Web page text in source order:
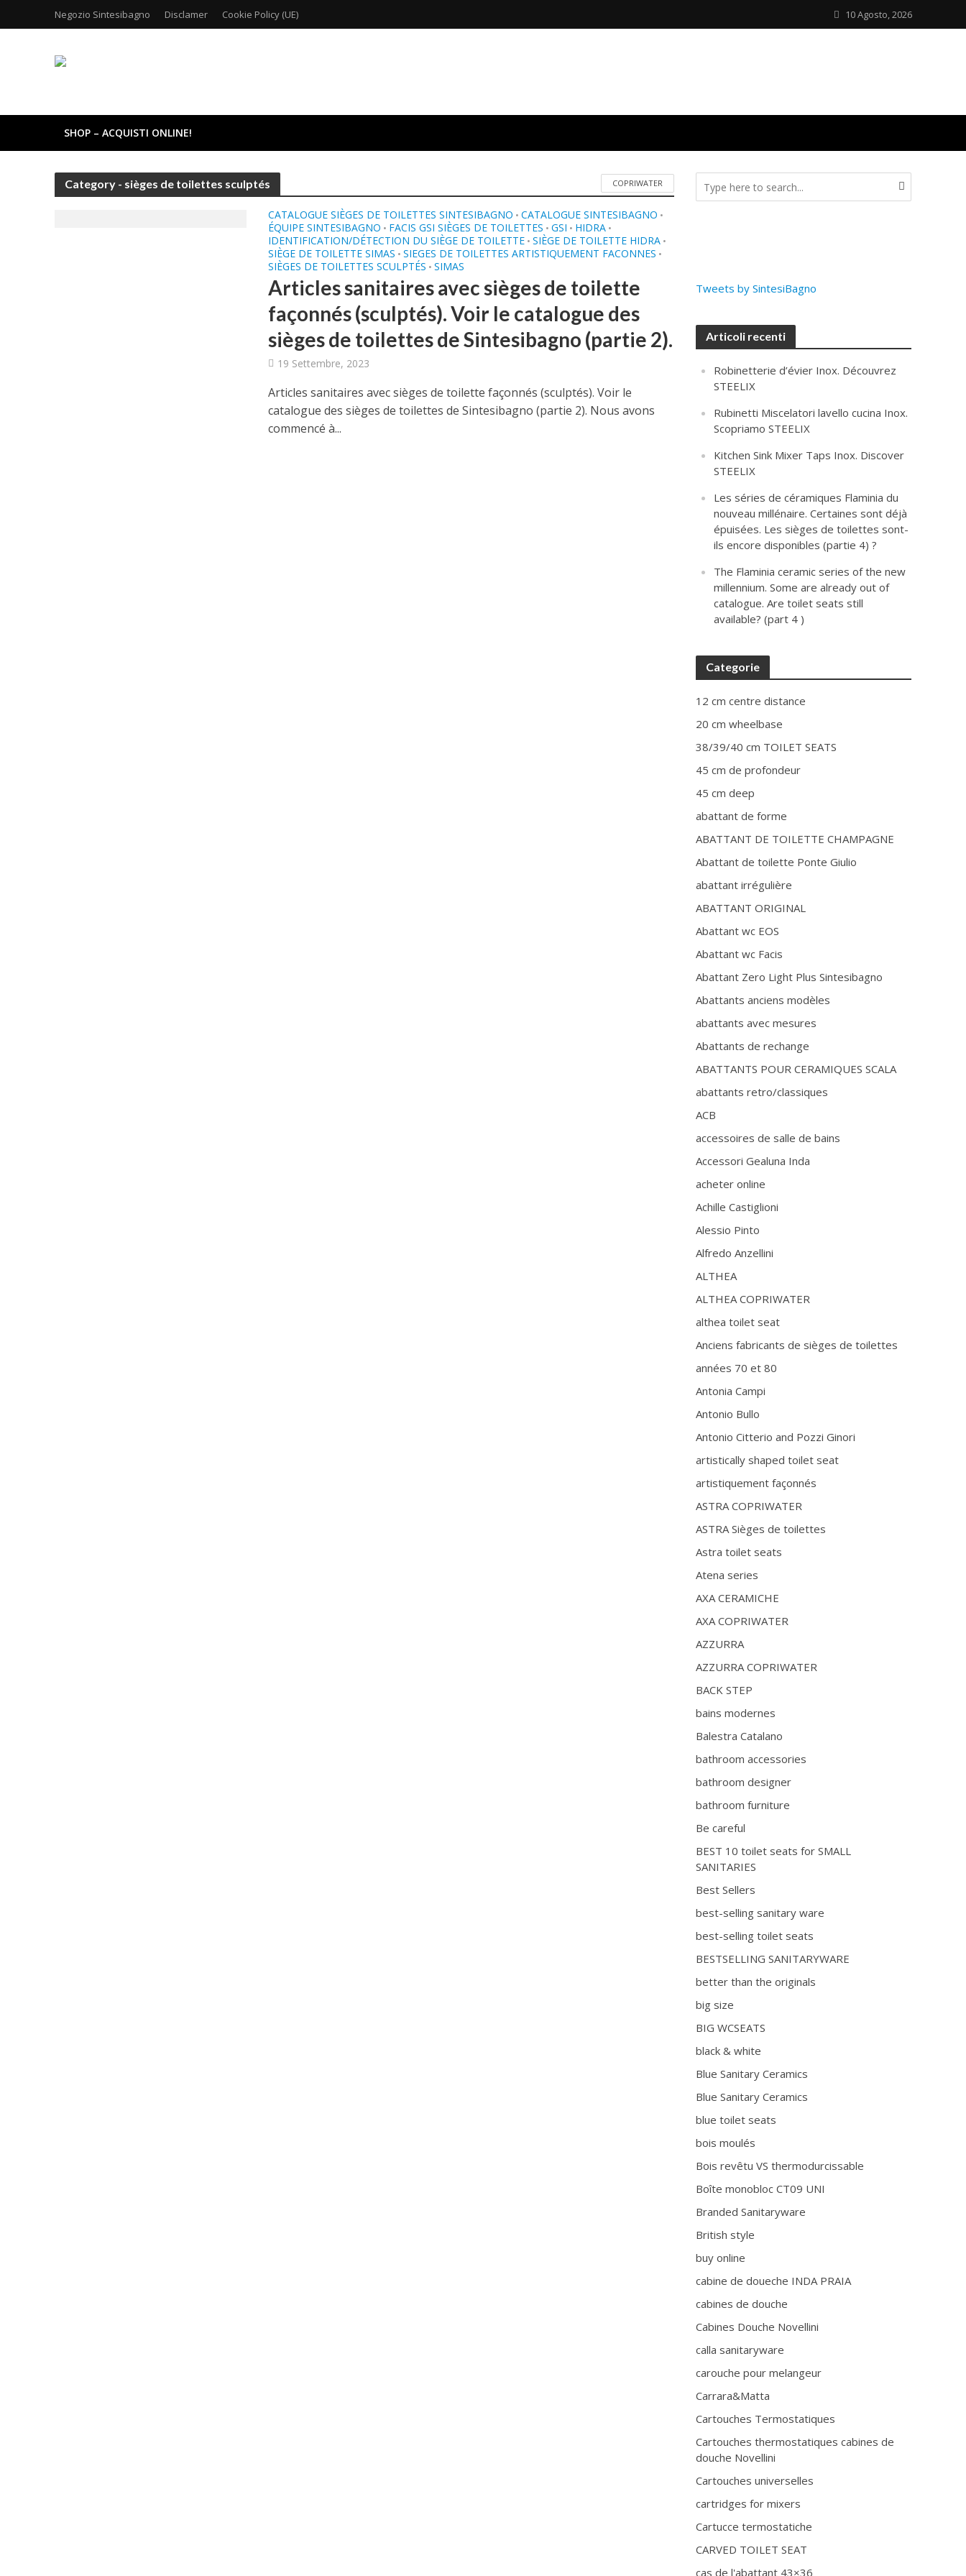
Negozio Sintesibagno Disclamer Cookie Policy (UE) 10 Agosto, 2026
SHOP – ACQUISTI ONLINE!
Category - sièges de toilettes sculptés COPRIWATER
CATALOGUE SIÈGES DE TOILETTES SINTESIBAGNO • CATALOGUE SINTESIBAGNO •
ÉQUIPE SINTESIBAGNO • FACIS GSI SIÈGES DE TOILETTES • GSI • HIDRA •
IDENTIFICATION/DÉTECTION DU SIÈGE DE TOILETTE • SIÈGE DE TOILETTE HIDRA •
SIÈGE DE TOILETTE SIMAS • SIEGES DE TOILETTES ARTISTIQUEMENT FACONNES •
SIÈGES DE TOILETTES SCULPTÉS • SIMAS
Articles sanitaires avec sièges de toilette
façonnés (sculptés). Voir le catalogue des
sièges de toilettes de Sintesibagno (partie 2).
19 Settembre, 2023
Articles sanitaires avec sièges de toilette façonnés (sculptés). Voir le
catalogue des sièges de toilettes de Sintesibagno (partie 2). Nous avons
commencé à...
Tweets by SintesiBagno
Articoli recenti
Robinetterie d’évier Inox. Découvrez
STEELIX
Rubinetti Miscelatori lavello cucina Inox.
Scopriamo STEELIX
Kitchen Sink Mixer Taps Inox. Discover
STEELIX
Les séries de céramiques Flaminia du
nouveau millénaire. Certaines sont déjà
épuisées. Les sièges de toilettes sont-
ils encore disponibles (partie 4) ?
The Flaminia ceramic series of the new
millennium. Some are already out of
catalogue. Are toilet seats still
available? (part 4 )
Categorie
12 cm centre distance
20 cm wheelbase
38/39/40 cm TOILET SEATS
45 cm de profondeur
45 cm deep
abattant de forme
ABATTANT DE TOILETTE CHAMPAGNE
Abattant de toilette Ponte Giulio
abattant irrégulière
ABATTANT ORIGINAL
Abattant wc EOS
Abattant wc Facis
Abattant Zero Light Plus Sintesibagno
Abattants anciens modèles
abattants avec mesures
Abattants de rechange
ABATTANTS POUR CERAMIQUES SCALA
abattants retro/classiques
ACB
accessoires de salle de bains
Accessori Gealuna Inda
acheter online
Achille Castiglioni
Alessio Pinto
Alfredo Anzellini
ALTHEA
ALTHEA COPRIWATER
althea toilet seat
Anciens fabricants de sièges de toilettes
années 70 et 80
Antonia Campi
Antonio Bullo
Antonio Citterio and Pozzi Ginori
artistically shaped toilet seat
artistiquement façonnés
ASTRA COPRIWATER
ASTRA Sièges de toilettes
Astra toilet seats
Atena series
AXA CERAMICHE
AXA COPRIWATER
AZZURRA
AZZURRA COPRIWATER
BACK STEP
bains modernes
Balestra Catalano
bathroom accessories
bathroom designer
bathroom furniture
Be careful
BEST 10 toilet seats for SMALL
SANITARIES
Best Sellers
best-selling sanitary ware
best-selling toilet seats
BESTSELLING SANITARYWARE
better than the originals
big size
BIG WCSEATS
black & white
Blue Sanitary Ceramics
Blue Sanitary Ceramics
blue toilet seats
bois moulés
Bois revêtu VS thermodurcissable
Boîte monobloc CT09 UNI
Branded Sanitaryware
British style
buy online
cabine de doueche INDA PRAIA
cabines de douche
Cabines Douche Novellini
calla sanitaryware
carouche pour melangeur
Carrara&Matta
Cartouches Termostatiques
Cartouches thermostatiques cabines de
douche Novellini
Cartouches universelles
cartridges for mixers
Cartucce termostatiche
CARVED TOILET SEAT
cas de l'abattant 43×36